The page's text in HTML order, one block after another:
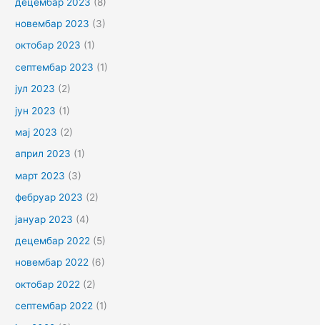
новембар 2023 (3)
октобар 2023 (1)
септембар 2023 (1)
јул 2023 (2)
јун 2023 (1)
мај 2023 (2)
април 2023 (1)
март 2023 (3)
фебруар 2023 (2)
јануар 2023 (4)
децембар 2022 (5)
новембар 2022 (6)
октобар 2022 (2)
септембар 2022 (1)